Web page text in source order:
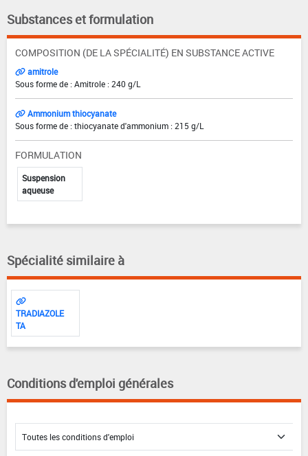
Substances et formulation
COMPOSITION (DE LA SPÉCIALITÉ) EN SUBSTANCE ACTIVE
amitrole
Sous forme de : Amitrole : 240 g/L
Ammonium thiocyanate
Sous forme de : thiocyanate d'ammonium : 215 g/L
FORMULATION
Suspension
aqueuse
Spécialité similaire à
TRADIAZOLE
TA
Conditions d'emploi générales